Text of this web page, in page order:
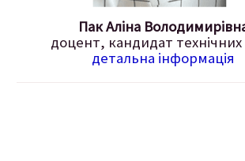
ПакАліна
доцент, кандидат технічних
детальна інформація